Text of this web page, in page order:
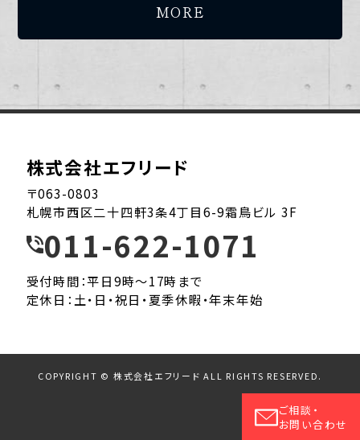
MORE
株式会社エフリード
〒063-0803
札幌市西区二十四軒3条4丁目6-9霜鳥ビル 3F
011-622-1071
受付時間：平日9時～17時まで
定休日：土・日・祝日・夏季休暇・年末年始
COPYRIGHT © 株式会社エフリード ALL RIGHTS RESERVED.
ご相談・
お問い合わせ